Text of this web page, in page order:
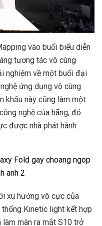
vào buổi biểu diễn
tương tác vô cùng
nghiệm về một buổi đại
ứng dụng vô cùng
khấu này cũng làm một
nghệ của hãng, đó
được nhà phát hành
xu hướng vô cực của
Kinetic light kết hợp
màn ra mắt S10 trở